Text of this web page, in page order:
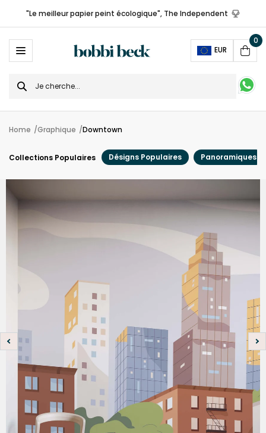
"Le meilleur papier peint écologique", The Independent
EUR
Cart
0
Search
for
Home Graphique Downtown
Collections Populaires Désigns Populaires Panoramiques